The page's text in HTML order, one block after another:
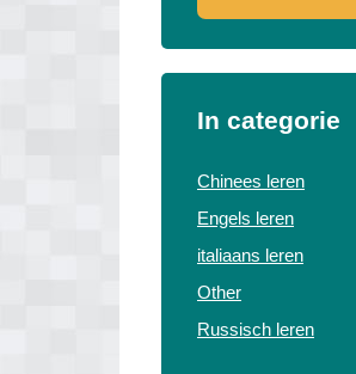
In categorie
Chinees leren
Engels leren
italiaans leren
Other
Russisch leren